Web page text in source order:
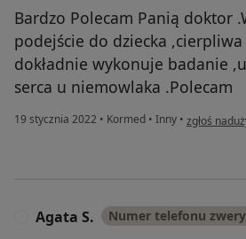
Bardzo Polecam Panią doktor
podejście do dziecka ,cierpliwa
dokładnie wykonuje badanie
serca u niemowlaka .Polecam
19 stycznia 2022 • Kormed • Inny • w opinii
zgłoś
Agata S. Numer telefonu